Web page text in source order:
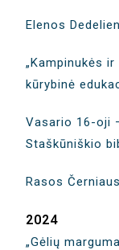
Elenos
„Kampinukės
kūrybinė
Vasario 16-oji
Staškūniškio
Rasos
2024
„Gėlių